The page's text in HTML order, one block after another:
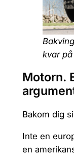
kvar
Motorn.
Bakom dig
Inte en
en